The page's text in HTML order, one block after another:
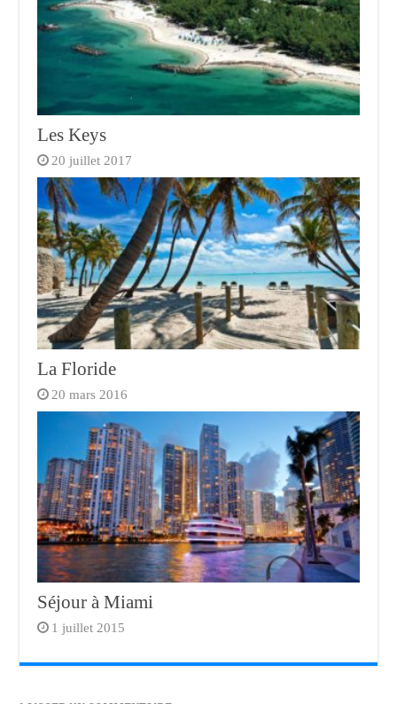
Les Keys
20 juillet 2017
La Floride
20 mars 2016
Séjour à Miami
1 juillet 2015